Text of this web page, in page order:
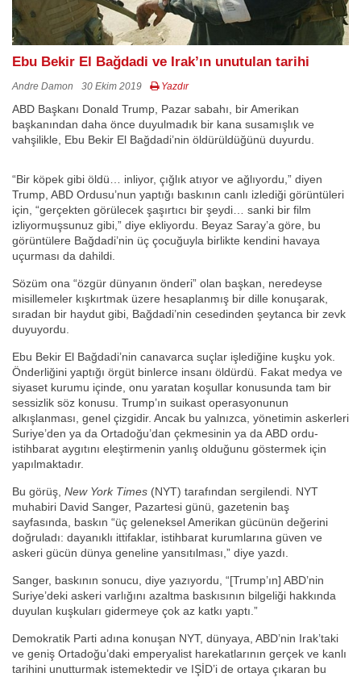
Ebu Bekir El Bağdadi ve Irak’ın unutulan tarihi
Andre Damon 30 Ekim 2019 Yazdır
ABD Başkanı Donald Trump, Pazar sabahı, bir Amerikan
başkanından daha önce duyulmadık bir kana susamışlık ve
vahşilikle, Ebu Bekir El Bağdadi’nin öldürüldüğünü duyurdu.
“Bir köpek gibi öldü… inliyor, çığlık atıyor ve ağlıyordu,” diyen
Trump, ABD Ordusu’nun yaptığı baskının canlı izlediği görüntüleri
için, “gerçekten görülecek şaşırtıcı bir şeydi… sanki bir film
izliyormuşsunuz gibi,” diye ekliyordu. Beyaz Saray’a göre, bu
görüntülere Bağdadi’nin üç çocuğuyla birlikte kendini havaya
uçurması da dahildi.
Sözüm ona “özgür dünyanın önderi” olan başkan, neredeyse
misillemeler kışkırtmak üzere hesaplanmış bir dille konuşarak,
sıradan bir haydut gibi, Bağdadi’nin cesedinden şeytanca bir zevk
duyuyordu.
Ebu Bekir El Bağdadi’nin canavarca suçlar işlediğine kuşku yok.
Önderliğini yaptığı örgüt binlerce insanı öldürdü. Fakat medya ve
siyaset kurumu içinde, onu yaratan koşullar konusunda tam bir
sessizlik söz konusu. Trump’ın suikast operasyonunun
alkışlanması, genel çizgidir. Ancak bu yalnızca, yönetimin askerleri
Suriye’den ya da Ortadoğu’dan çekmesinin ya da ABD ordu-
istihbarat aygıtını eleştirmenin yanlış olduğunu göstermek için
yapılmaktadır.
Bu görüş, New York Times (NYT) tarafından sergilendi. NYT
muhabiri David Sanger, Pazartesi günü, gazetenin baş
sayfasında, baskın “üç geleneksel Amerikan gücünün değerini
doğruladı: dayanıklı ittifaklar, istihbarat kurumlarına güven ve
askeri gücün dünya geneline yansıtılması,” diye yazdı.
Sanger, baskının sonucu, diye yazıyordu, “[Trump’ın] ABD’nin
Suriye’deki askeri varlığını azaltma baskısının bilgeliği hakkında
duyulan kuşkuları gidermeye çok az katkı yaptı.”
Demokratik Parti adına konuşan NYT, dünyaya, ABD’nin Irak’taki
ve geniş Ortadoğu’daki emperyalist harekatlarının gerçek ve kanlı
tarihini unutturmak istemektedir ve IŞİD’i de ortaya çıkaran bu